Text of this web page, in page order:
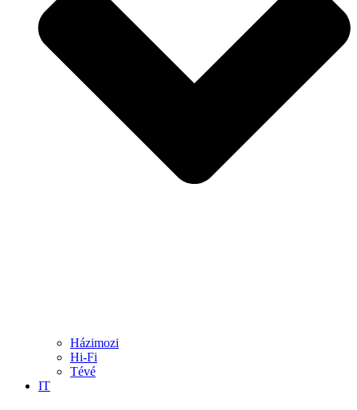
Házimozi
Hi-Fi
Tévé
IT